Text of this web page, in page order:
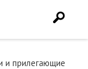
и прилегающие